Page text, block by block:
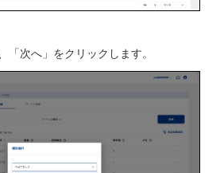
「次へ」をクリックします。